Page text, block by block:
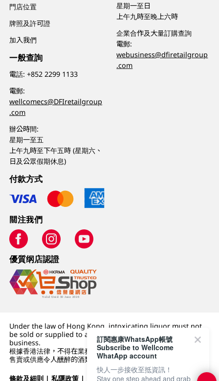
門店位置
牌照及許可證
加入我們
一般查詢
電話:+852 2299 1133
電郵:
wellcomecs@DFIretailgroup
.com
辦公時間:
星期一至五
上午九時至下午五時 (星期六、
日及公眾假期休息)
星期一至日
上午九時至晚上六時
企業合作及大量訂購查詢
電郵:
webusiness@dfiretailgroup
.com
付款方式
關注我們
優質纲店認證
Under the law of Hong Kong, intoxicating liquor must not
be sold or supplied to a minor (under 18) in the course of
business.
根據香港法律，不得在業務過程中，向未成年人 (18 歲以下人士)
售賣或供應令人醺醉的酒類。
條款及細則 |私隱政策 | DFI零售集團
訂閱惠康WhatsApp帳號
Subscribe to Wellcome
WhatApp account
快人一步接收至抵資訊！
Stay one step ahead and grab